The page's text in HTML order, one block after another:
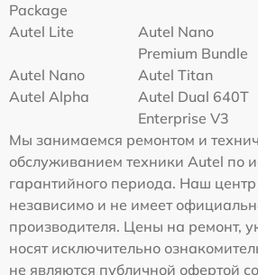
Package
Autel Lite
Autel Nano
Premium Bundle
Autel Nano
Autel Titan
Autel Alpha
Autel Dual 640T
Enterprise V3
Мы занимаемся ремонтом и
обслуживанием техники Autel по
гарантийного периода. Наш
независимо и не имеет
производителя. Цены на ремонт,
носят исключительно
не являются публичной офертой